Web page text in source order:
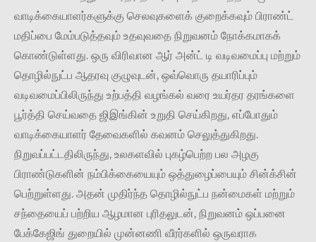
வாடிக்கையாளர்களுக்கு செலவுகளைக் குறைக்கவும் பிராண்ட்
மதிப்பை மேம்படுத்தவும் உதவுவதை நிறுவனம் நோக்கமாகக்
கொண்டுள்ளது. ஒரு விரிவான ஆர் அன்ட் டி வடிவமைப்பு மற்றும்
தொழில்நுட்ப ஆதரவு குழுவுடன், ஒவ்வொரு தயாரிப்பும்
வடிவமைப்பிலிருந்து உற்பத்தி வழங்கல் வரை உயர்தர தரங்களை
பூர்த்தி செய்வதை ஜிஇங்கின் உறுதி செய்கிறது, எப்போதும்
வாடிக்கையாளர் தேவைகளில் கவனம் செலுத்துகிறது.
நிறுவப்பட்டதிலிருந்து, உலகளவில் புகழ்பெற்ற பல அழகு
பிராண்டுகளின் நம்பிக்கையையும் ஒத்துழைப்பையும் சின்க்சின்
பெற்றுள்ளது. அதன் முதிர்ந்த தொழில்நுட்ப நன்மைகள் மற்றும்
சந்தையைப் பற்றிய ஆழமான புரிதலுடன், நிறுவனம் ஒப்பனை
பேக்கேஜிங் துறையில் முன்னணி வீரர்களில் ஒருவராக